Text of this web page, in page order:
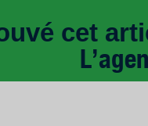
cet